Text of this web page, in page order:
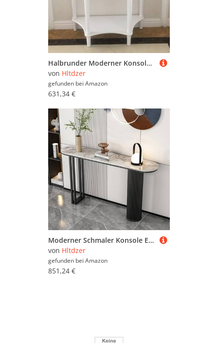
Halbrunder Moderner Konsolentisch Sofatisch Flurtisch aus Holz mit Schublade für Kleinen Raum Birkenholz-Konsolentisch Verandatisch for Eingang, Flur(White,100cm/39.4in)
von Hltdzer
gefunden bei Amazon
631,34 €
Moderner Schmaler Konsole Eingangs Akzent Tisch mit Geometrischer Basis Industrieller Steinplatte und Metall Rechteckrahmen Sofa Tisch Hinter Dem Sofa für Wohnzimmer(E,160*30*80CM/63*11.8*31.5IN)
von Hltdzer
gefunden bei Amazon
851,24 €